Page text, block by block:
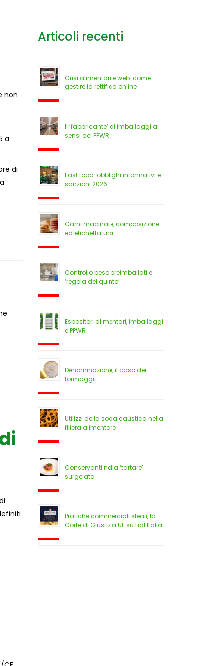
non
a
di
Articoli recenti
Crisi alimentari e web: come
gestire la rettifica online
Il ‘fabbricante’ di imballaggi ai
sensi del PPWR
Fast food: obblighi informativi e
sanzioni 2026
Carni macinate, composizione
ed etichettatura
Controllo peso preimballati e
‘regola del quinto’
Espositori alimentari, imballaggi
e PPWR
Denominazione, il caso dei
formaggi
Utilizzi della soda caustica nella
filiera alimentare
Conservanti nella ‘tartare’
surgelata
Pratiche commerciali sleali, la
Corte di Giustizia UE su Lidl Italia